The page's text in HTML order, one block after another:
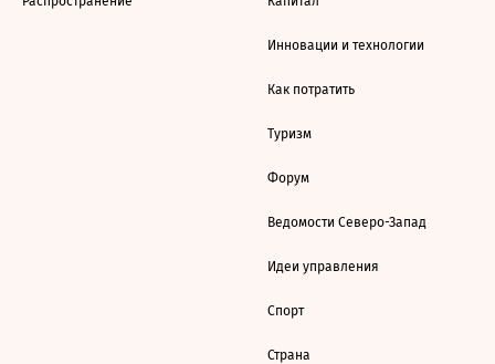
Инновации и технологии
Как потратить
Туризм
Форум
Ведомости Северо-Запад
Идеи управления
Спорт
Страна